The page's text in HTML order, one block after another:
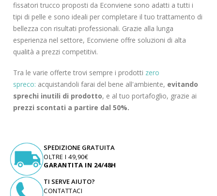
fissatori trucco proposti da Econviene sono adatti a tutti i
tipi di pelle e sono ideali per completare il tuo trattamento di
bellezza con risultati professionali. Grazie alla lunga
esperienza nel settore, Econviene offre soluzioni di alta
qualità a prezzi competitivi.
Tra le varie offerte trovi sempre i prodotti zero
spreco: acquistandoli farai del bene all'ambiente, evitando
sprechi inutili di prodotto, e al tuo portafoglio, grazie ai
prezzi scontati a partire dal 50%.
SPEDIZIONE GRATUITA
OLTRE I 49,90€
GARANTITA IN 24/48H
TI SERVE AIUTO?
CONTATTACI